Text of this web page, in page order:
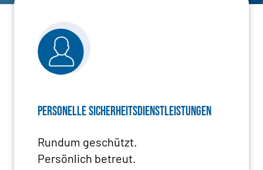
Personelle Sicherheitsdienstleistungen
Rundum geschützt.
Persönlich betreut.